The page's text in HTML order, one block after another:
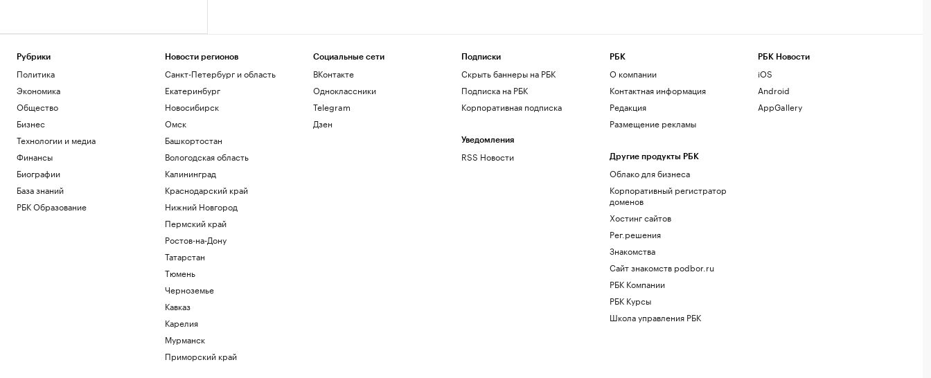
Рубрики
Политика
Экономика
Общество
Бизнес
Технологии и медиа
Финансы
Биографии
База знаний
РБК Образование
Новости регионов
Санкт-Петербург и область
Екатеринбург
Новосибирск
Омск
Башкортостан
Вологодская область
Калининград
Краснодарский край
Нижний Новгород
Пермский край
Ростов-на-Дону
Татарстан
Тюмень
Черноземье
Кавказ
Карелия
Мурманск
Приморский край
Социальные сети
ВКонтакте
Одноклассники
Telegram
Дзен
Подписки
Скрыть баннеры на РБК
Подписка на РБК
Корпоративная подписка
Уведомления
RSS Новости
РБК
О компании
Контактная информация
Редакция
Размещение рекламы
Другие продукты РБК
Облако для бизнеса
Корпоративный регистратор
доменов
Хостинг сайтов
Рег.решения
Знакомства
Сайт знакомств podbor.ru
РБК Компании
РБК Курсы
Школа управления РБК
РБК Новости
iOS
Android
AppGallery